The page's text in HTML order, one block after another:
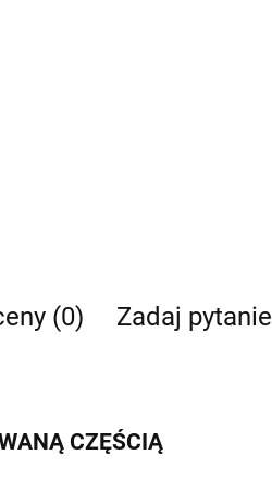
(0) Zadaj pytanie
CZĘŚCIĄ